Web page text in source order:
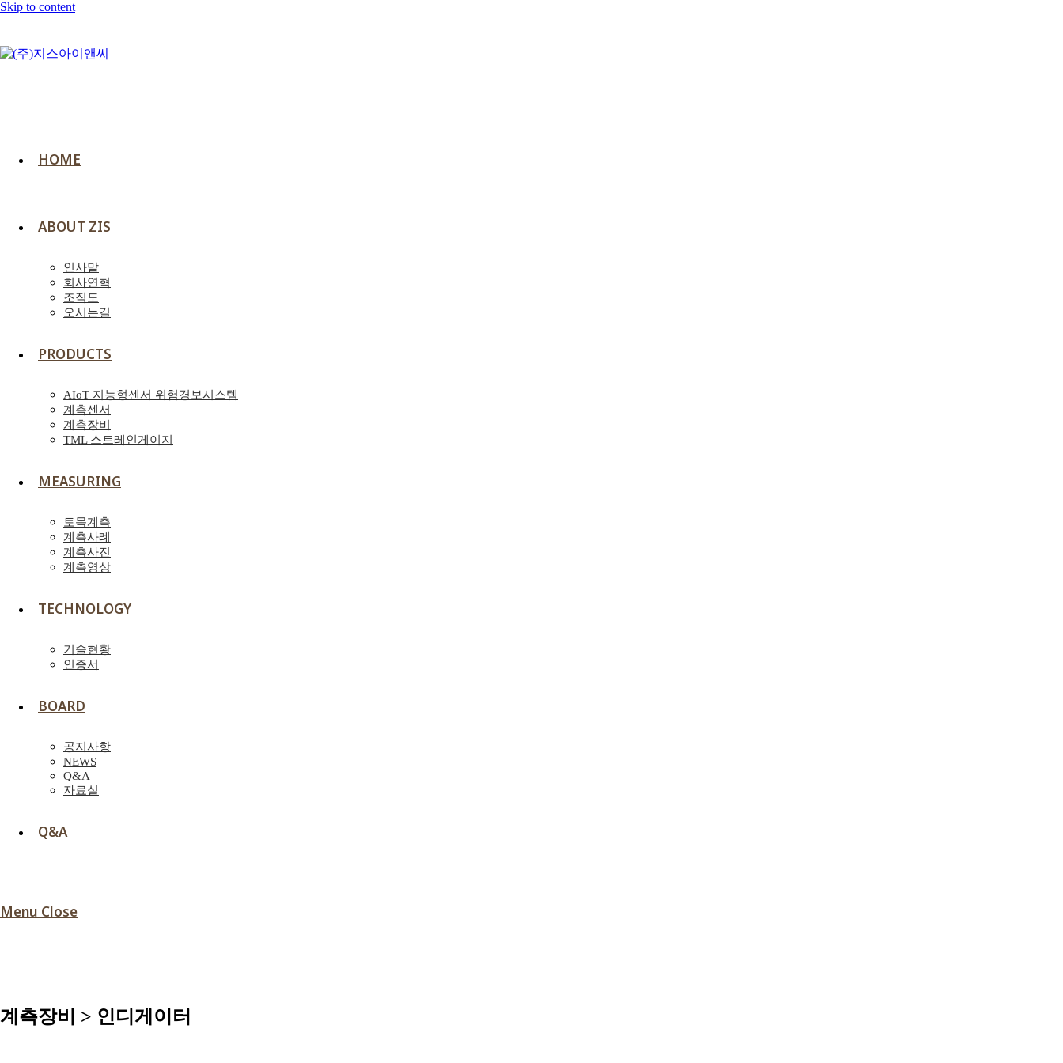
Skip to content
HOME
ABOUT ZIS
인사말
회사연혁
조직도
오시는길
PRODUCTS
AIoT 지능형센서 위험경보시스템
계측센서
계측장비
TML 스트레인게이지
MEASURING
토목계측
계측사례
계측사진
계측영상
TECHNOLOGY
기술현황
인증서
BOARD
공지사항
NEWS
Q&A
자료실
Q&A
Menu Close
계측장비 > 인디게이터